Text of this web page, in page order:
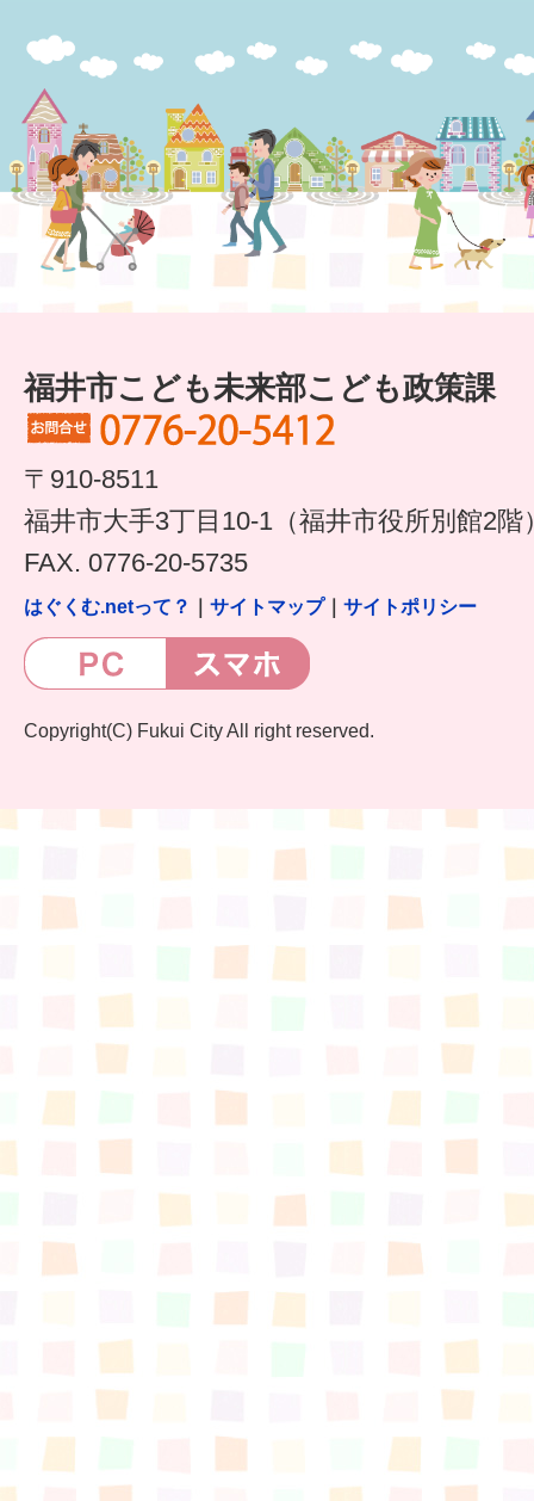
福井市こども未来部こども政策課
〒910-8511
福井市大手3丁目10-1（福井市役所別館2階
FAX. 0776-20-5735
はぐくむ.netって？ サイトマップ｜ サイトポリシー
Copyright(C) Fukui City All right reserved.
子育て情報誌「ほっと」
食育
福井市図書館オススメの本
お出かけ情報
病気・けが 基本情報
パパもママも子育て
ソーシャルメディア
すまいるサポート行事案内